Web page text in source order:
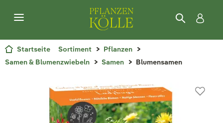
Startseite Sortiment
Pflanzen
Samen & Blumenzwiebeln
Samen Blumensamen